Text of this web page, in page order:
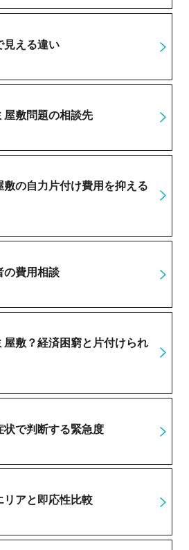
見える違い
屋敷問題の相談先
敷の自力片付け費用を抑える
の費用相談
屋敷？経済困窮と片付けられ
で判断する緊急度
リアと即応性比較